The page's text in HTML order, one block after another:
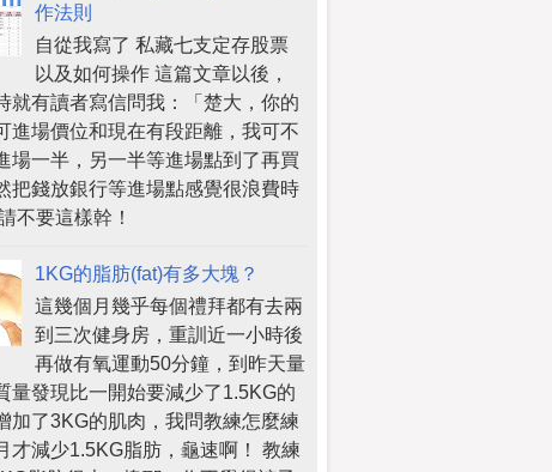
作法則
自從我寫了 私藏七支定存股票
以及如何操作 這篇文章以後，
就有讀者寫信問我：「楚大，你的
進場價位和現在有段距離，我可不
場一半，另一半等進場點到了再買
把錢放銀行等進場點感覺很浪費時
不要這樣幹！
1KG的脂肪(fat)有多大塊？
這幾個月幾乎每個禮拜都有去兩
到三次健身房，重訓近一小時後
再做有氧運動50分鐘，到昨天量
量發現比一開始要減少了1.5KG的
加了3KG的肌肉，我問教練怎麼練
才減少1.5KG脂肪，龜速啊！ 教練